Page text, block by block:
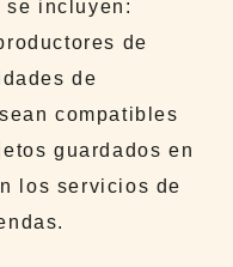
incluyen:
de
de
compatibles
guardados en
los servicios de